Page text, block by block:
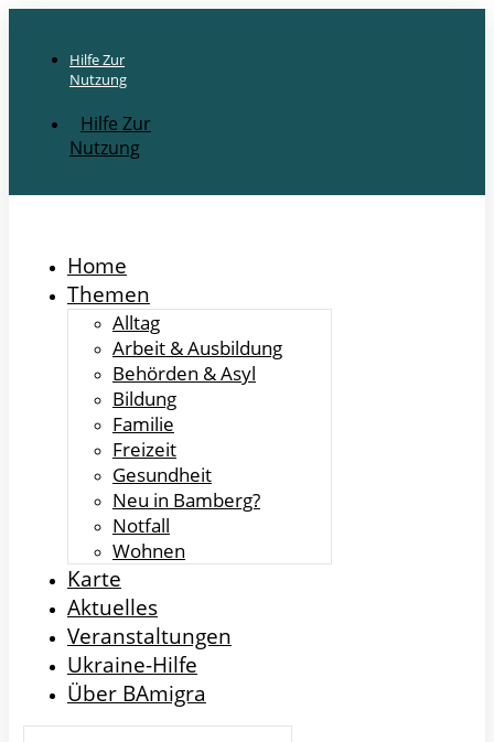
Hilfe Zur
Nutzung
Hilfe Zur
Nutzung
Home
Themen
Alltag
Arbeit & Ausbildung
Behörden & Asyl
Bildung
Familie
Freizeit
Gesundheit
Neu in Bamberg?
Notfall
Wohnen
Karte
Aktuelles
Veranstaltungen
Ukraine-Hilfe
Über BAmigra